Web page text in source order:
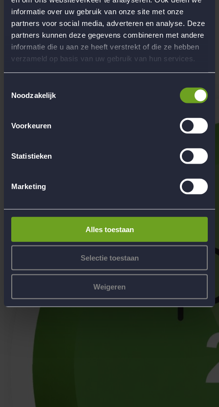
informatie over uw gebruik van onze site met onze
partners voor social media, adverteren en analyse. Deze
partners kunnen deze gegevens combineren met andere
informatie die u aan ze heeft verstrekt of die ze hebben
verzameld op basis van uw gebruik van hun services.
Noodzakelijk
Voorkeuren
Statistieken
Marketing
Alles toestaan
Selectie toestaan
Weigeren
Zomer & wintervakanties, o.a landen zoals Spanje, Frankrijk,
Italie, België (Ardenne), Zwitserland, Oostenrijk, Zuid-Afrika
en Madagaskar
Begeleiding
Werken bij Flow Reizen